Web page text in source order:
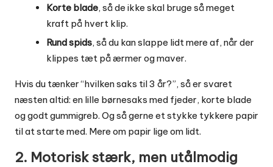
Korte blade, så de ikke skal bruge så meget
kraft på hvert klip.
Rund spids, så du kan slappe lidt mere af, når der
klippes tæt på ærmer og maver.
Hvis du tænker “hvilken saks til 3 år?”, så er svaret
næsten altid: en lille børnesaks med fjeder, korte blade
og godt gummigreb. Og så gerne et stykke tykkere papir
til at starte med. Mere om papir lige om lidt.
2. Motorisk stærk, men utålmodig